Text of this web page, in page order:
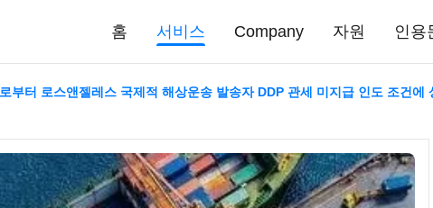
홈 서비스 Company 자원 인용
로부터 로스앤젤레스 국제적 해상운송 발송자 DDP 관세 미지급 인도 조건에